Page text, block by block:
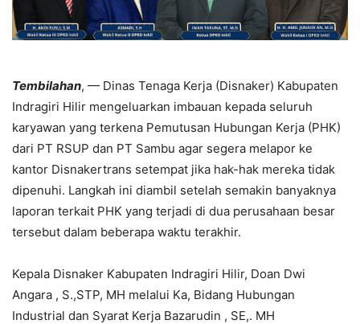
Tembilahan, — Dinas Tenaga Kerja (Disnaker) Kabupaten
Indragiri Hilir mengeluarkan imbauan kepada seluruh
karyawan yang terkena Pemutusan Hubungan Kerja (PHK)
dari PT RSUP dan PT Sambu agar segera melapor ke
kantor Disnakertrans setempat jika hak-hak mereka tidak
dipenuhi. Langkah ini diambil setelah semakin banyaknya
laporan terkait PHK yang terjadi di dua perusahaan besar
tersebut dalam beberapa waktu terakhir.
Kepala Disnaker Kabupaten Indragiri Hilir, Doan Dwi
Angara , S.,STP, MH melalui Ka, Bidang Hubungan
Industrial dan Syarat Kerja Bazarudin , SE,. MH